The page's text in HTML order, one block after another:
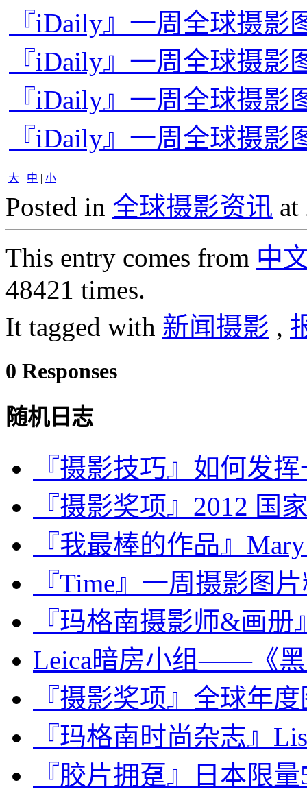
『iDaily』一周全球摄影
『iDaily』一周全球摄影
『iDaily』一周全球摄影
『iDaily』一周全球摄影
大 | 中 | 小
Posted in 全球摄影资讯 at
This entry comes from 中
48421 times.
It tagged with 新闻摄影 ,
0 Responses
随机日志
『摄影技巧』如何发
『摄影奖项』2012 国
『我最棒的作品』
『Time』一周摄影图
『玛格南摄影师&画册
Leica暗房小组——《
『摄影奖项』全球年
『玛格南时尚杂志』
『胶片拥趸』日本限